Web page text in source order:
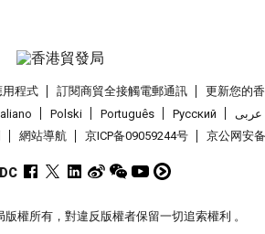
用程式 訂閱商貿全接觸電郵通訊 更新您的
Polski Português Pусский عربى
網站導航 京ICP备09059244号 京公网安
權所有，對違反版權者保留一切追索權利 。